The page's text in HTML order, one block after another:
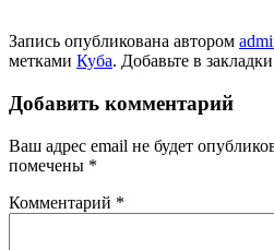
Запись опубликована автором
метками Куба. Добавьте в закладки
Добавить комментарий
Ваш адрес email не будет
помечены *
Комментарий *